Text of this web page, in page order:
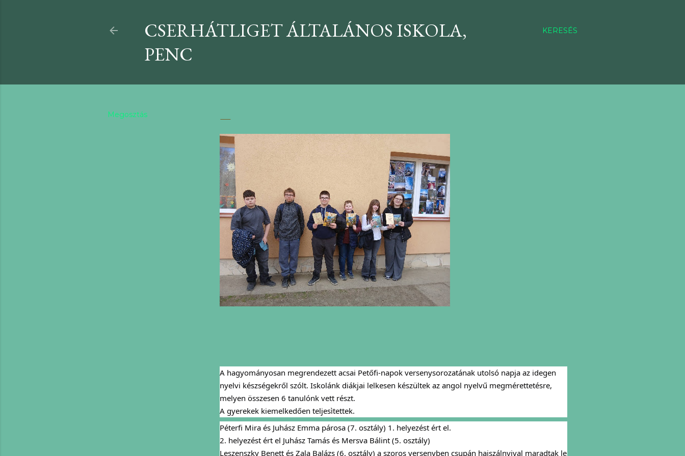
KERESÉS
CSERHÁTLIGET ÁLTALÁNOS ISKOLA,
PENC
Megosztás
A hagyományosan megrendezett acsai Petőfi-napok versenysorozatának utolsó napja az idegen
nyelvi készségekről szólt. Iskolánk diákjai lelkesen készültek az angol nyelvű megmérettetésre,
melyen összesen 6 tanulónk vett részt.
A gyerekek kiemelkedően teljesìtettek.
Péterfi Mira és Juhász Emma párosa (7. osztály) 1. helyezést ért el.
2. helyezést ért el Juhász Tamás és Mersva Bálint (5. osztály)
Leszenszky Benett és Zala Balázs (6. osztály) a szoros versenyben csupán hajszálnyival maradtak le